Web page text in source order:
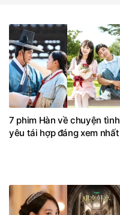
7 phim Hàn về chuyện tình
yêu tái hợp đáng xem nhất